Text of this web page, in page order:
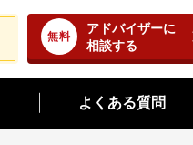
アドバイザーに
相談する
よくある質問